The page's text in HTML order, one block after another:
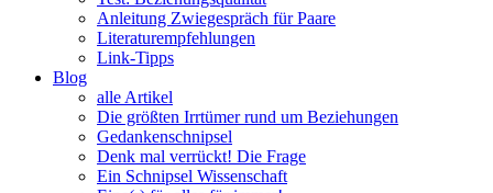
Anleitung Zwiegespräch für Paare
Literaturempfehlungen
Link-Tipps
Blog
alle Artikel
Die größten Irrtümer rund um Beziehungen
Gedankenschnipsel
Denk mal verrückt! Die Frage
Ein Schnipsel Wissenschaft